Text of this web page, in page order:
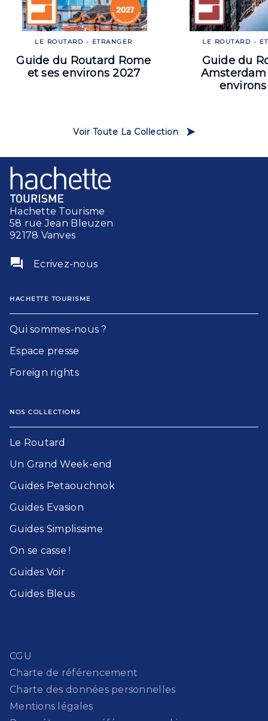
LE ROUTARD - ETRANGER
Guide du Routard Rome
et ses environs 2027
LE ROUTARD -
Guide du
Amsterdam
Voir Toute La Collection
Hachette Tourisme
58 rue Jean Bleuzen
92178 Vanves
question_answer Ecrivez-nous
HACHETTE TOURISME
Qui sommes-nous ?
Espace presse
Foreign rights
NOS COLLECTIONS
Le Routard​
Un Grand Week-end​
Guides Petaouchnok​
Guides Evasion​
Guides Simplissime​
On se casse !​
Guides Voir​
Guides Bleu​s
CGU
Charte de référencement
Charte des données personnelles
Mentions légales